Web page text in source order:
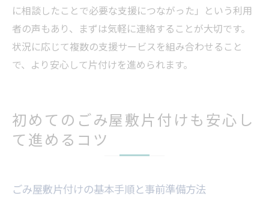
に相談したことで必要な支援につながった」という利用
者の声もあり、まずは気軽に連絡することが大切です。
状況に応じて複数の支援サービスを組み合わせること
で、より安心して片付けを進められます。
初めてのごみ屋敷片付けも安心し
て進めるコツ
ごみ屋敷片付けの基本手順と事前準備方法